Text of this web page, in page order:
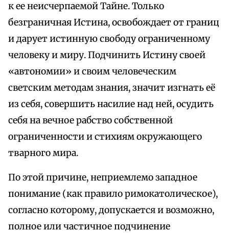
к ее неисчерпаемой Тайне. Только
безграничная Истина, освобождает от границ
и дарует истинную свободу ограниченному
человеку и миру. Подчинить Истину своей
«автономии» и своим человеческим
светским методам знания, значит изгнать её
из себя, совершить насилие над ней, осудить
себя на вечное рабство собственной
ограниченности и стихиям окружающего
тварного мира.
По этой причине, неприемлемо западное
понимание (как правило римокатолическое),
согласно которому, допускается и возможно,
полное или частичное подчинение